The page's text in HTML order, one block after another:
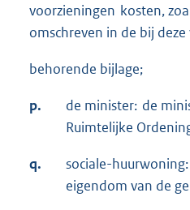
voorzieningen kosten,
omschreven in de bij
behorende bijlage;
p.
de minister: de
Ruimtelijke
q.
sociale-
eigendom van de